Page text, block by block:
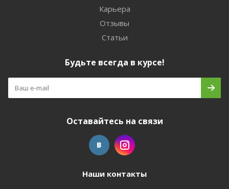
Карьера
Отзывы
Статьи
Будьте всегда в курсе!
Оставайтесь на связи
Наши контакты